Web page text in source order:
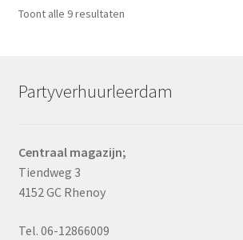
Toont alle 9 resultaten
Partyverhuurleerdam
Centraal magazijn;
Tiendweg 3
4152 GC Rhenoy
Tel. 06-12866009